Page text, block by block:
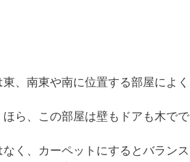
、南東や南に位置する部屋によく
ら、この部屋は壁もドアも木でで
く、カーペットにするとバランス